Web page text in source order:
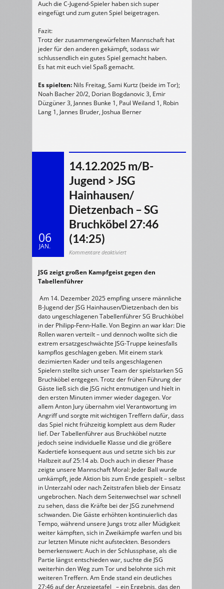
Auch die C-Jugend-Spieler haben sich super
eingefügt und zum guten Spiel beigetragen.
Fazit:
Trotz der zusammengewürfelten Mannschaft hat
jeder für den anderen gekämpft, sodass wir
schlussendlich ein gutes Spiel gemacht haben.
Es hat mit euch viel Spaß gemacht.
Es spielten: Nils Freitag, Sami Kurtz (beide im Tor);
Noah Bacher 20/2, Dorian Bogdanovic 3, Emir
Düzgüner 3, Jannes Bunke 1, Paul Weiland 1, Robin
Lang 1, Jannes Bruder, Joshua Berner
06
JAN.
14.12.2025 m/B-
Jugend > JSG
Hainhausen/
Dietzenbach – SG
Bruchköbel 27:46
(14:25)
Kommentare deaktiviertfür
>
JSG
SG
Bruchköbel
27:46
(14:25)
JSG zeigt großen Kampfgeist gegen den
Tabellenführer
Am 14. Dezember 2025 empfing unsere männliche
B-Jugend der JSG Hainhausen/Dietzenbach den bis
dato ungeschlagenen Tabellenführer SG Bruchköbel
in der Philipp-Fenn-Halle. Von Beginn an war klar: Die
Rollen waren verteilt – und dennoch wollte sich die
extrem ersatzgeschwächte JSG-Truppe keinesfalls
kampflos geschlagen geben. Mit einem stark
dezimierten Kader und teils angeschlagenen
Spielern stellte sich unser Team der spielstarken SG
Bruchköbel entgegen. Trotz der frühen Führung der
Gäste ließ sich die JSG nicht entmutigen und hielt in
den ersten Minuten immer wieder dagegen. Vor
allem Anton Jury übernahm viel Verantwortung im
Angriff und sorgte mit wichtigen Treffern dafür, dass
das Spiel nicht frühzeitig komplett aus dem Ruder
lief. Der Tabellenführer aus Bruchköbel nutzte
jedoch seine individuelle Klasse und die größere
Kadertiefe konsequent aus und setzte sich bis zur
Halbzeit auf 25:14 ab. Doch auch in dieser Phase
zeigte unsere Mannschaft Moral: Jeder Ball wurde
umkämpft, jede Aktion bis zum Ende gespielt – selbst
in Unterzahl oder nach Zeitstrafen blieb der Einsatz
ungebrochen. Nach dem Seitenwechsel war schnell
zu sehen, dass die Kräfte bei der JSG zunehmend
schwanden. Die Gäste erhöhten kontinuierlich das
Tempo, während unsere Jungs trotz aller Müdigkeit
weiter kämpften, sich in Zweikämpfe warfen und bis
zur letzten Minute nicht aufsteckten. Besonders
bemerkenswert: Auch in der Schlussphase, als die
Partie längst entschieden war, suchte die JSG
weiterhin den Weg zum Tor und belohnte sich mit
weiteren Treffern. Am Ende stand ein deutliches
27:46 auf der Anzeigetafel – ein Ergebnis, das den